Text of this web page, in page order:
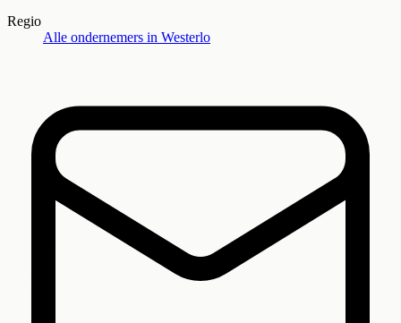
Regio
Alle ondernemers in Westerlo